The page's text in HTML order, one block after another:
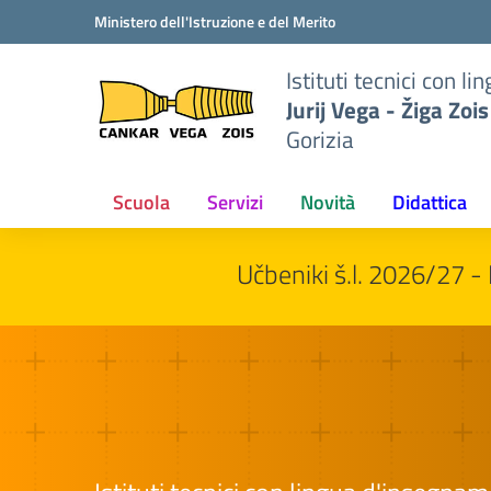
Vai ai contenuti
Vai al menu di navigazioneMinistero dell'Istruzione e del Merito
Istituti tecnici con
Jurij Vega - Žiga Zois
Gorizia
Scuola Servizi Novità Didattica
Učbeniki š.l. 2026/27